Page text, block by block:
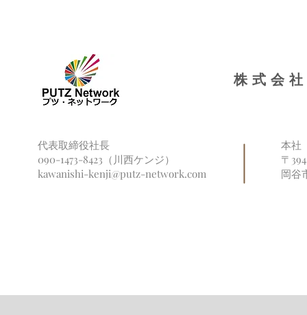
株式会
代表取締役社長
090-1473-8423（川西ケンジ）
kawanishi-kenji@putz-network.com
本社
〒
岡谷